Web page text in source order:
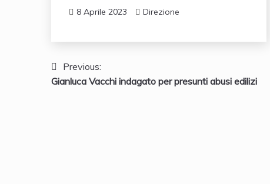
8 Aprile 2023 Direzione
Navigazione
articoli
Previous:
Gianluca Vacchi indagato per presunti abusi edilizi